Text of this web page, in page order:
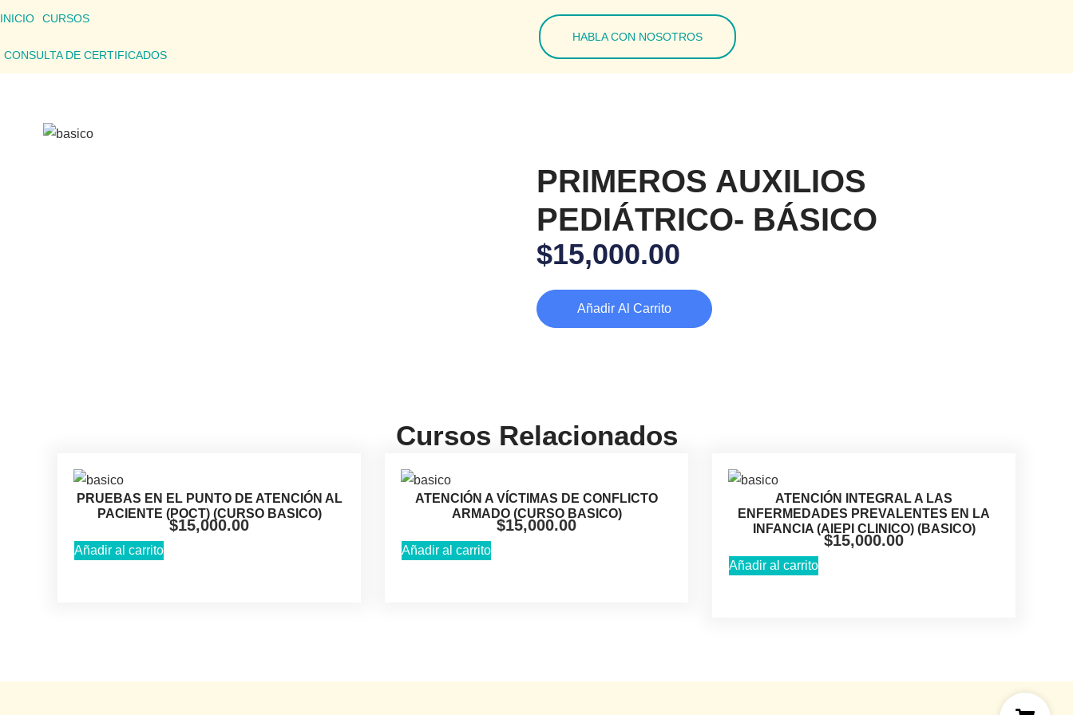
INICIO CURSOS
CONSULTA DE CERTIFICADOS
HABLA CON NOSOTROS
PRIMEROS AUXILIOS
PEDIÁTRICO- BÁSICO
$15,000.00
Añadir Al Carrito
Cursos Relacionados
PRUEBAS EN EL PUNTO DE ATENCIÓN AL
PACIENTE (POCT) (CURSO BASICO)
$15,000.00
Añadir al carrito
ATENCIÓN A VÍCTIMAS DE CONFLICTO
ARMADO (CURSO BASICO)
$15,000.00
Añadir al carrito
ATENCIÓN INTEGRAL A LAS
ENFERMEDADES PREVALENTES EN LA
INFANCIA (AIEPI CLINICO) (BASICO)
$15,000.00
Añadir al carrito